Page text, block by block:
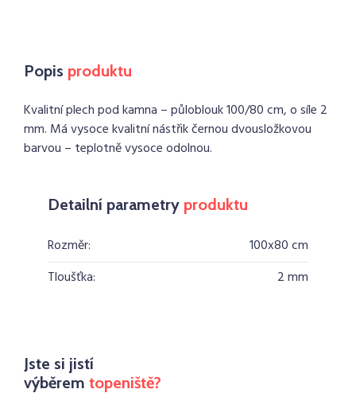
Popis produktu
Kvalitní plech pod kamna – půloblouk 100/80 cm, o síle 2
mm. Má vysoce kvalitní nástřik černou dvousložkovou
barvou – teplotně vysoce odolnou.
Detailní parametry produktu
Rozměr:
100x80 cm
Tloušťka:
2 mm
Jste si jistí
výběrem topeniště?